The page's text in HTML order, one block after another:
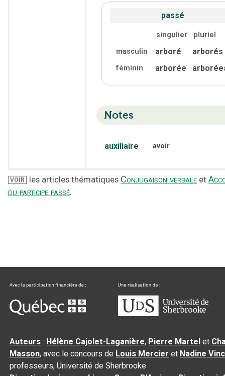
passé
singulier
pluriel
masculin
arboré arborés
féminin arborée
Notes
auxiliaire avoir
VOIR les articles thématiques Conjugaison verbale et
du participe passé.
Auteurs : Hélène Cajolet-Laganière, Pierre Martel et
Masson, avec le concours de Louis Mercier et Nadine
professeurs, Université de Sherbrooke